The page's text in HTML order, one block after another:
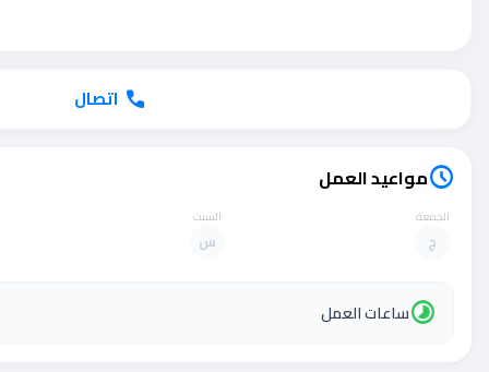
call اتصال
scheduleمواعيد العمل
الجمعة
ج
السبت
س
timelapseساعات العمل